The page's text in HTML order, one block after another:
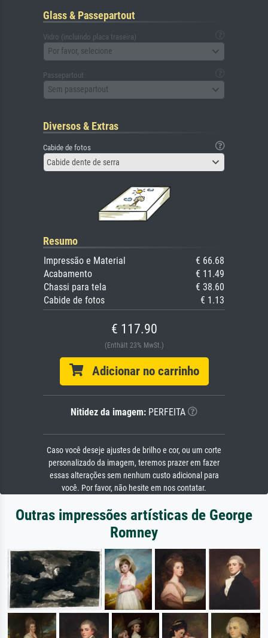
Glass & Passepartout
Vidro (incluindo placa traseira)
Por favor, selecione
Passepartout
Sem passepartout
Diversos & Extras
Cabide de fotos
Cabide dente de serra
Resumo
Impressão e Material
€ 66.68
Acabamento
€ 11.49
Chassi para tela
€ 38.60
Cabide de fotos
€ 1.13
€ 117.90
(Enthält 23% MwSt.)
Adicionar no carrinho
Nitidez da imagem: PERFEITA
Caso você deseje ajustes de brilho e cor, ou um corte
personalizado da imagem, teremos prazer em fazer
essas alterações sem nenhum custo adicional para
você. Por favor, não hesite em nos contatar.
Outras impressões artísticas de George
Romney